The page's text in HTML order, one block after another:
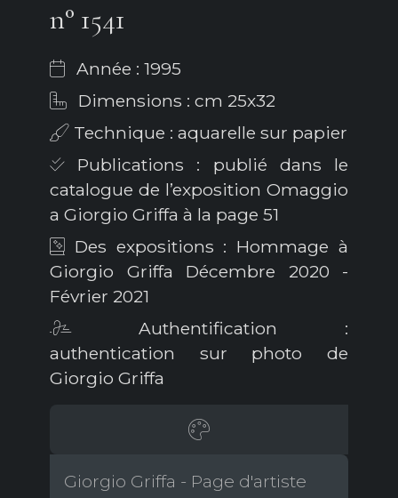
n° 1541
Année : 1995
Dimensions : cm 25x32
Technique : aquarelle sur papier
Publications : publié dans le
catalogue de l’exposition Omaggio
a Giorgio Griffa à la page 51
Des expositions : Hommage à
Giorgio Griffa Décembre 2020 -
Février 2021
Authentification :
authentication sur photo de
Giorgio Griffa
Giorgio Griffa - Page d'artiste